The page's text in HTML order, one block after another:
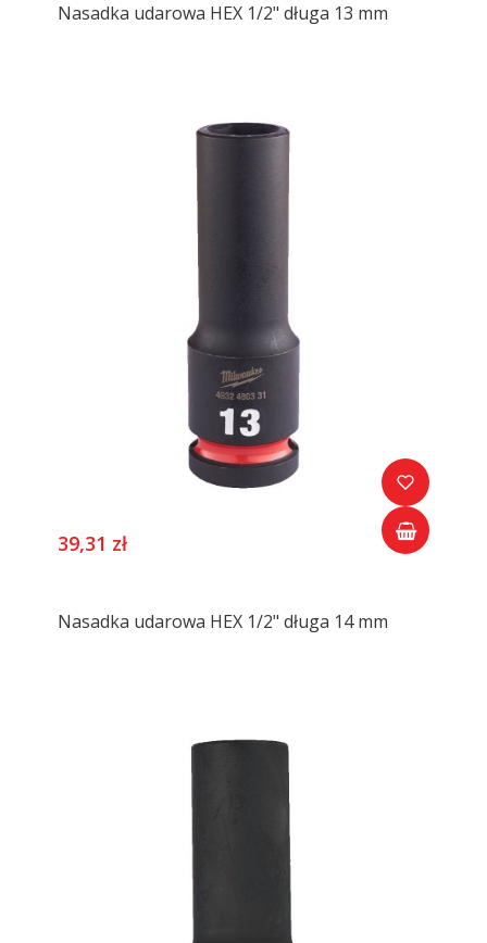
Nasadka udarowa HEX 1/2" długa 13 mm
39,31 zł
Nasadka udarowa HEX 1/2" długa 14 mm